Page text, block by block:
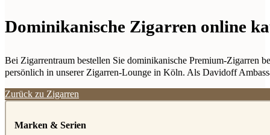
Dominikanische Zigarren online
Bei Zigarrentraum bestellen Sie dominikanische Premium-Zigarren
persönlich in unserer Zigarren-Lounge in Köln. Als Davidoff
Zurück zu Zigarren
Marken & Serien